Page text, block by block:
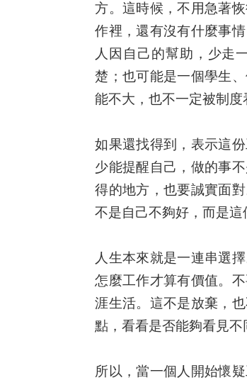
方。這時候，不用急著
作裡，還有沒有什麼事
人因自己的幫助，少走
楚；也可能是一個學生
能不大，也不一定被制度
如果還找得到，表示這
少能提醒自己，做的事
得的地方，也要誠實面
不是自己不夠好，而是這
人生本來就是一連串選
怎麼工作才算有價值。
涯生活。這不是放棄，
點，看看是否能夠看見不
所以，當一個人開始懷